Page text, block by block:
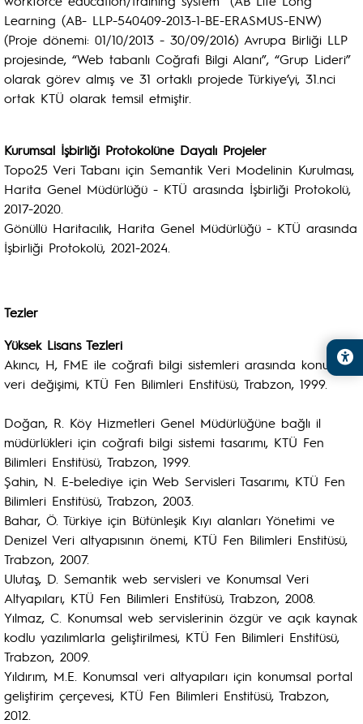
Learning (AB- LLP-540409-2013-1-BE-ERASMUS-ENW)
(Proje dönemi: 01/10/2013 - 30/09/2016) Avrupa Birliği LLP
projesinde, “Web tabanlı Coğrafi Bilgi Alanı”, “Grup Lideri”
olarak görev almış ve 31 ortaklı projede Türkiye’yi, 31.nci
ortak KTÜ olarak temsil etmiştir.
Kurumsal İşbirliği Protokolüne Dayalı Projeler
Topo25 Veri Tabanı için Semantik Veri Modelinin Kurulması,
Harita Genel Müdürlüğü - KTÜ arasında İşbirliği Protokolü,
2017-2020.
Gönüllü Haritacılık, Harita Genel Müdürlüğü - KTÜ arasında
İşbirliği Protokolü, 2021-2024.
Tezler
Yüksek Lisans Tezleri
Akıncı, H, FME ile coğrafi bilgi sistemleri arasında konumsal
veri değişimi, KTÜ Fen Bilimleri Enstitüsü, Trabzon, 1999.
Doğan, R. Köy Hizmetleri Genel Müdürlüğüne bağlı il
müdürlükleri için coğrafi bilgi sistemi tasarımı, KTÜ Fen
Bilimleri Enstitüsü, Trabzon, 1999.
Şahin, N. E-belediye için Web Servisleri Tasarımı, KTÜ Fen
Bilimleri Enstitüsü, Trabzon, 2003.
Bahar, Ö. Türkiye için Bütünleşik Kıyı alanları Yönetimi ve
Denizel Veri altyapısının önemi, KTÜ Fen Bilimleri Enstitüsü,
Trabzon, 2007.
Ulutaş, D. Semantik web servisleri ve Konumsal Veri
Altyapıları, KTÜ Fen Bilimleri Enstitüsü, Trabzon, 2008.
Yılmaz, C. Konumsal web servislerinin özgür ve açık kaynak
kodlu yazılımlarla geliştirilmesi, KTÜ Fen Bilimleri Enstitüsü,
Trabzon, 2009.
Yıldırım, M.E. Konumsal veri altyapıları için konumsal portal
geliştirim çerçevesi, KTÜ Fen Bilimleri Enstitüsü, Trabzon,
2012.